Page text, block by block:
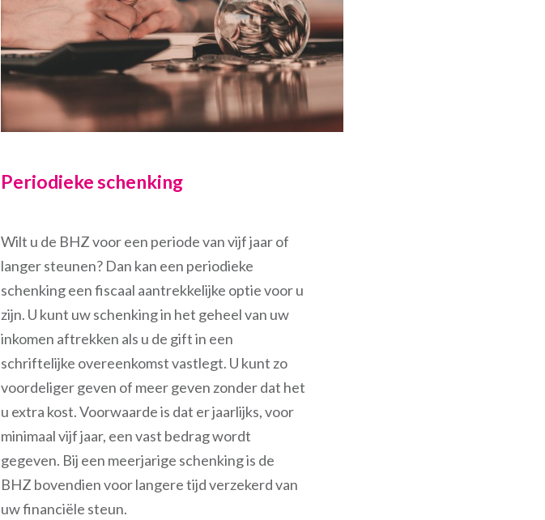
Periodieke schenking
Wilt u de BHZ voor een periode van vijf jaar of
langer steunen? Dan kan een periodieke
schenking een fiscaal aantrekkelijke optie voor u
zijn. U kunt uw schenking in het geheel van uw
inkomen aftrekken als u de gift in een
schriftelijke overeenkomst vastlegt. U kunt zo
voordeliger geven of meer geven zonder dat het
u extra kost. Voorwaarde is dat er jaarlijks, voor
minimaal vijf jaar, een vast bedrag wordt
gegeven. Bij een meerjarige schenking is de
BHZ bovendien voor langere tijd verzekerd van
uw financiële steun.